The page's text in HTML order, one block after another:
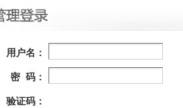
用户名：
密 码：
验证码：